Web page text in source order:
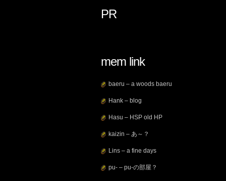
PR
mem link
baeru – a woods baeru
Hank – blog
Hasu – HSP old HP
kaizin – あ～？
Lins – a fine days
pu- – pu-の部屋？